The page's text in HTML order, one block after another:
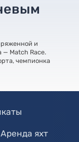
и
— Match Race.
чемпионка
Аренда яхт